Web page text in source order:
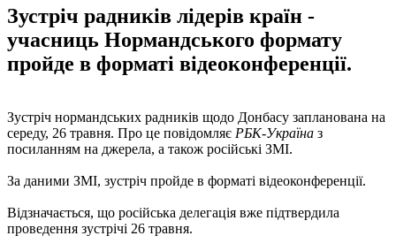
Зустріч радників лідерів країн -
учасниць Нормандського формату
пройде в форматі відеоконференції.
Зустріч нормандських радників щодо Донбасу запланована на
середу, 26 травня. Про це повідомляє РБК-Україна з
посиланням на джерела, а також російські ЗМІ.
За даними ЗМІ, зустріч пройде в форматі відеоконференції.
Відзначається, що російська делегація вже підтвердила
проведення зустрічі 26 травня.